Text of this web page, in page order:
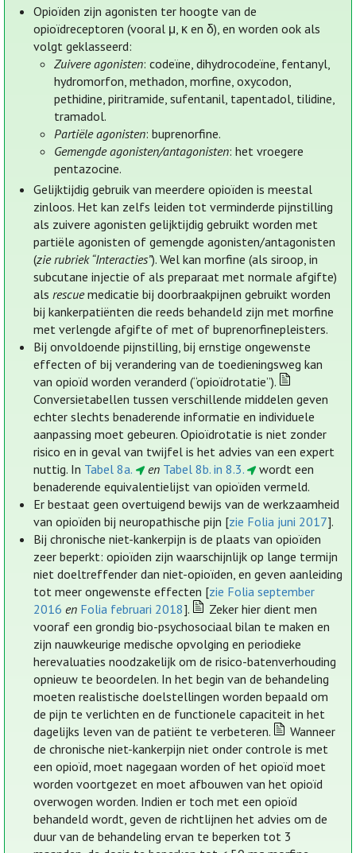
Opioïden zijn agonisten ter hoogte van de
opioïdreceptoren (vooral μ, κ en δ), en worden ook als
volgt geklasseerd:
Zuivere agonisten: codeïne, dihydrocodeïne, fentanyl,
hydromorfon, methadon, morfine, oxycodon,
pethidine, piritramide, sufentanil, tapentadol, tilidine,
tramadol.
Partiële agonisten: buprenorfine.
Gemengde agonisten/antagonisten: het vroegere
pentazocine.
Gelijktijdig gebruik van meerdere opioïden is meestal
zinloos. Het kan zelfs leiden tot verminderde pijnstilling
als zuivere agonisten gelijktijdig gebruikt worden met
partiële agonisten of gemengde agonisten/antagonisten
(zie rubriek “Interacties”). Wel kan morfine (als siroop, in
subcutane injectie of als preparaat met normale afgifte)
alsrescuemedicatie bij doorbraakpijnen gebruikt worden
bij kankerpatiënten die reeds behandeld zijn met morfine
met verlengde afgifte of met of buprenorfinepleisters.
Bij onvoldoende pijnstilling, bij ernstige ongewenste
effecten of bij verandering van de toedieningsweg kan
van opioïd worden veranderd (“opioïdrotatie”).
Conversietabellen tussen verschillende middelen geven
echter slechts benaderende informatie en individuele
aanpassing moet gebeuren. Opioïdrotatie is niet zonder
risico en in geval van twijfel is het advies van een expert
nuttig. In Tabel 8a. en Tabel 8b. in 8.3.
wordt een
benaderende equivalentielijst van opioïden vermeld.
Er bestaat geen overtuigend bewijs van de werkzaamheid
van opioïden bij neuropathische pijn [zie Folia juni 2017].
Bij chronische niet-kankerpijn is de plaats van opioïden
zeer beperkt: opioïden zijn waarschijnlijk op lange termijn
niet doeltreffender dan niet-opioïden, en geven aanleiding
tot meer ongewenste effecten [zie Folia september
2016 en Folia februari 2018].
Zeker hier dient men
vooraf een grondig bio-psychosociaal bilan te maken en
zijn nauwkeurige medische opvolging en periodieke
herevaluaties noodzakelijk om de risico-batenverhouding
opnieuw te beoordelen. In het begin van de behandeling
moeten realistische doelstellingen worden bepaald om
de pijn te verlichten en de functionele capaciteit in het
dagelijks leven van de patiënt te verbeteren.
Wanneer
de chronische niet-kankerpijn niet onder controle is met
een opioïd, moet nagegaan worden of het opioïd moet
worden voortgezet en moet afbouwen van het opioïd
overwogen worden. Indien er toch met een opioïd
behandeld wordt, geven de richtlijnen het advies om de
duur van de behandeling ervan te beperken tot 3